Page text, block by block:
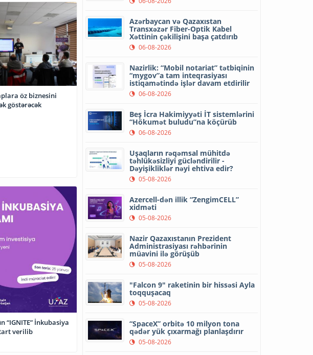
öz biznesini
göstərəcək
“IGNITE” İnkubasiya
verilib
Azərbaycan və Qazaxıstan
Transxəzər Fiber-Optik Kabel
Xəttinin çəkilişini başa çatdırıb
06-08-2026
Nazirlik: “Mobil notariat” tətbiqinin
“mygov”a tam inteqrasiyası
istiqamətində işlər davam etdirilir
06-08-2026
Beş İcra Hakimiyyəti İT sistemlərini
“Hökumət buludu”na köçürüb
06-08-2026
Uşaqların rəqəmsal mühitdə
təhlükəsizliyi gücləndirilir -
Dəyişikliklər nəyi ehtiva edir?
05-08-2026
Azercell-dən illik “ZengimCELL”
xidməti
05-08-2026
Nazir Qazaxıstanın Prezident
Administrasiyası rəhbərinin
müavini ilə görüşüb
05-08-2026
"Falcon 9" raketinin bir hissəsi Ayla
toqquşacaq
05-08-2026
“SpaceX” orbitə 10 milyon tona
qədər yük çıxarmağı planlaşdırır
05-08-2026